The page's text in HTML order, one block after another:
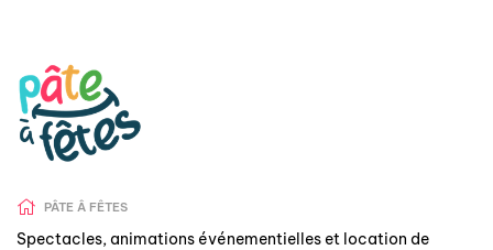
PÂTE Â FÊTES
Spectacles, animations événementielles et location de